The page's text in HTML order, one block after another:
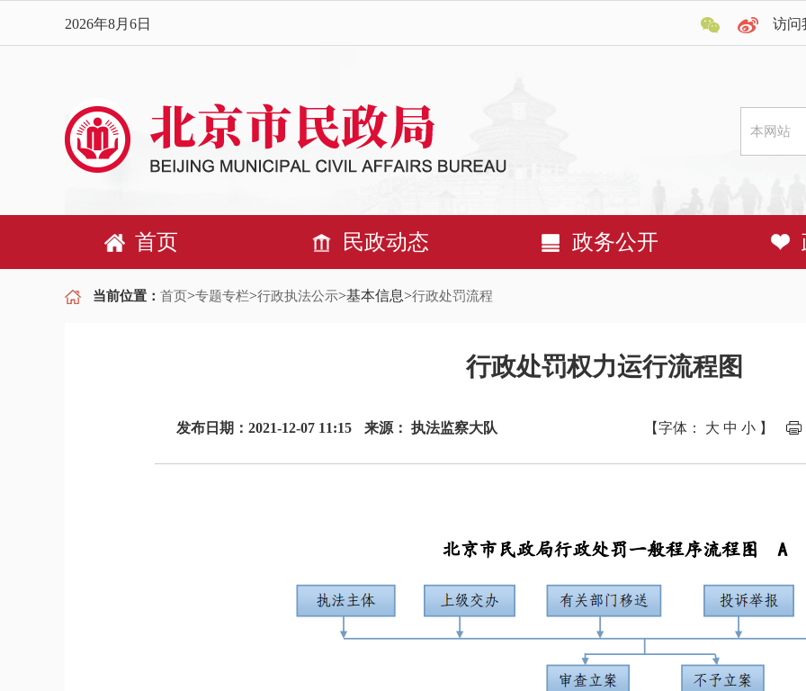
2026年8月6日 访问
首页 民政动态 政务公开
当前位置： 首页>专题专栏>行政执法公示>基本信息>行政处罚流程
行政处罚权力运行流程图
发布日期：2021-12-07 11:15 来源： 执法监察大队 【字体： 大 中 小 】